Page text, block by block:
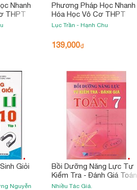
Nhanh
THPT
Phương Pháp Học Nhanh
Hóa Học Vô Cơ THPT
Quốc Gia - Tập 1
Lục Trần - Hạnh Chu
139,000₫
Giỏi
Nguyễn
Bồi Dưỡng Năng Lực Tự
Kiểm Tra - Đánh Giá Toán
7
Nhiều Tác Giả.